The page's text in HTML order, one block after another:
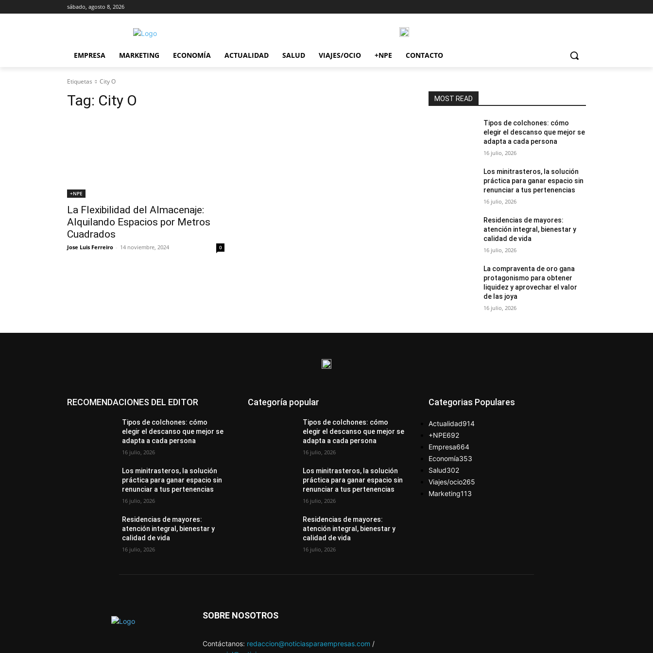
sábado, agosto 8, 2026
EMPRESA MARKETING ECONOMÍA ACTUALIDAD SALUD VIAJES/OCIO +NPE CONTACTO
Etiquetas City O
Tag: City O
+NPE
La Flexibilidad del Almacenaje:
Alquilando Espacios por Metros
Cuadrados
Jose Luis Ferreiro - 14 noviembre, 2024 0
MOST READ
Tipos de colchones: cómo
elegir el descanso que mejor se
adapta a cada persona
16 julio, 2026
Los minitrasteros, la solución
práctica para ganar espacio sin
renunciar a tus pertenencias
16 julio, 2026
Residencias de mayores:
atención integral, bienestar y
calidad de vida
16 julio, 2026
La compraventa de oro gana
protagonismo para obtener
liquidez y aprovechar el valor
de las joya
16 julio, 2026
RECOMENDACIONES DEL EDITOR
Tipos de colchones: cómo
elegir el descanso que mejor se
adapta a cada persona
16 julio, 2026
Los minitrasteros, la solución
práctica para ganar espacio sin
renunciar a tus pertenencias
16 julio, 2026
Residencias de mayores:
atención integral, bienestar y
calidad de vida
16 julio, 2026
Categoría popular
Tipos de colchones: cómo
elegir el descanso que mejor se
adapta a cada persona
16 julio, 2026
Los minitrasteros, la solución
práctica para ganar espacio sin
renunciar a tus pertenencias
16 julio, 2026
Residencias de mayores:
atención integral, bienestar y
calidad de vida
16 julio, 2026
Categorias Populares
Actualidad914
+NPE692
Empresa664
Economía353
Salud302
Viajes/ocio265
Marketing113
SOBRE NOSOTROS
Contáctanos: redaccion@noticiasparaempresas.com /